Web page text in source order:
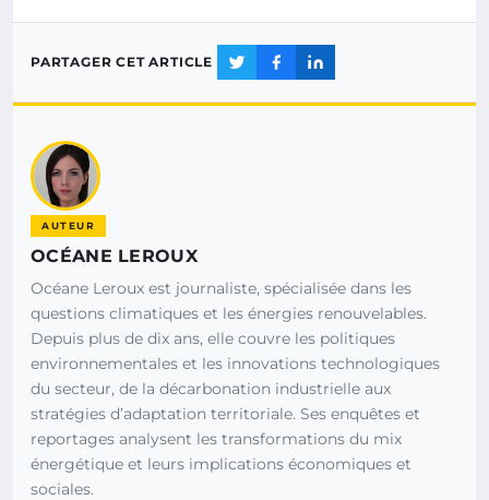
PARTAGER CET ARTICLE
AUTEUR
OCÉANE LEROUX
Océane Leroux est journaliste, spécialisée dans les
questions climatiques et les énergies renouvelables.
Depuis plus de dix ans, elle couvre les politiques
environnementales et les innovations technologiques
du secteur, de la décarbonation industrielle aux
stratégies d’adaptation territoriale. Ses enquêtes et
reportages analysent les transformations du mix
énergétique et leurs implications économiques et
sociales.